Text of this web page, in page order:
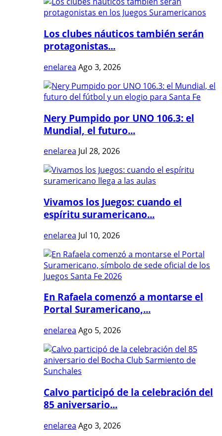
Los clubes náuticos también serán
protagonistas...
enelarea Ago 3, 2026
Nery Pumpido por UNO 106.3: el
Mundial, el futuro...
enelarea Jul 28, 2026
Vivamos los Juegos: cuando el
espíritu suramericano...
enelarea Jul 10, 2026
En Rafaela comenzó a montarse el
Portal Suramericano,...
enelarea Ago 5, 2026
Calvo participó de la celebración del
85 aniversario...
enelarea Ago 3, 2026